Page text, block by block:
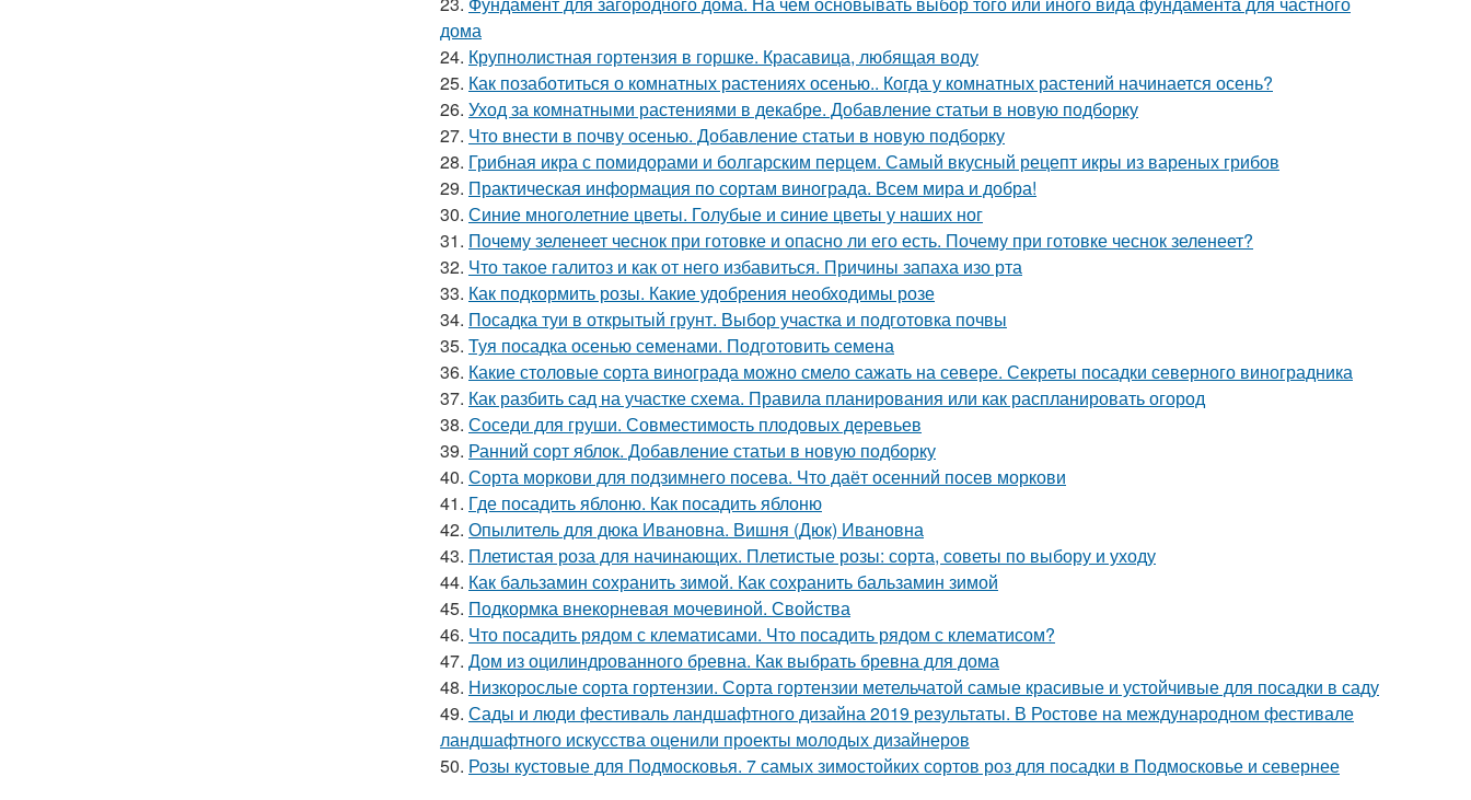
дома
24. Крупнолистная гортензия в горшке. Красавица, любящая воду
25. Как позаботиться о комнатных растениях осенью.. Когда у комнатных растений начинается осень?
26. Уход за комнатными растениями в декабре. Добавление статьи в новую подборку
27. Что внести в почву осенью. Добавление статьи в новую подборку
28. Грибная икра с помидорами и болгарским перцем. Самый вкусный рецепт икры из вареных грибов
29. Практическая информация по сортам винограда. Всем мира и добра!
30. Синие многолетние цветы. Голубые и синие цветы у наших ног
31. Почему зеленеет чеснок при готовке и опасно ли его есть. Почему при готовке чеснок зеленеет?
32. Что такое галитоз и как от него избавиться. Причины запаха изо рта
33. Как подкормить розы. Какие удобрения необходимы розе
34. Посадка туи в открытый грунт. Выбор участка и подготовка почвы
35. Туя посадка осенью семенами. Подготовить семена
36. Какие столовые сорта винограда можно смело сажать на севере. Секреты посадки северного виноградника
37. Как разбить сад на участке схема. Правила планирования или как распланировать огород
38. Соседи для груши. Совместимость плодовых деревьев
39. Ранний сорт яблок. Добавление статьи в новую подборку
40. Сорта моркови для подзимнего посева. Что даёт осенний посев моркови
41. Где посадить яблоню. Как посадить яблоню
42. Опылитель для дюка Ивановна. Вишня (Дюк) Ивановна
43. Плетистая роза для начинающих. Плетистые розы: сорта, советы по выбору и уходу
44. Как бальзамин сохранить зимой. Как сохранить бальзамин зимой
45. Подкормка внекорневая мочевиной. Свойства
46. Что посадить рядом с клематисами. Что посадить рядом с клематисом?
47. Дом из оцилиндрованного бревна. Как выбрать бревна для дома
48. Низкорослые сорта гортензии. Сорта гортензии метельчатой самые красивые и устойчивые для посадки в саду
49. Сады и люди фестиваль ландшафтного дизайна 2019 результаты. В Ростове на международном фестивале
ландшафтного искусства оценили проекты молодых дизайнеров
50. Розы кустовые для Подмосковья. 7 самых зимостойких сортов роз для посадки в Подмосковье и севернее